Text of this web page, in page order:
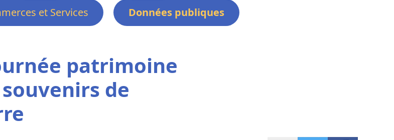
et Services
Données publiques
patrimoine
de